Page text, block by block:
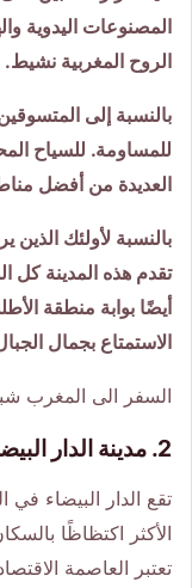
المصنوعات اليدوية
الروح المغربية نشيط.
بالنسبة إلى
للمساومة. للسياح
العديدة من أفضل
بالنسبة لأولئك الذين
تقدم هذه المدينة كل
أيضًا بوابة منطقة
الاستمتاع بجمال
السفر الى المغرب
2. مدينة الدار البيضاء Casablanca:
تقع الدار البيضاء في
الأكثر اكتظاظًا
تعتبر العاصمة